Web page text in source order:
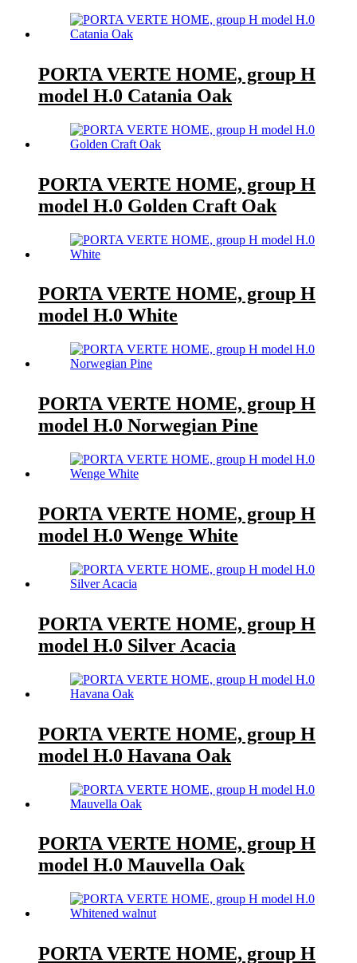
PORTA VERTE HOME, group H
model H.0 Catania Oak
PORTA VERTE HOME, group H
model H.0 Golden Craft Oak
PORTA VERTE HOME, group H
model H.0 White
PORTA VERTE HOME, group H
model H.0 Norwegian Pine
PORTA VERTE HOME, group H
model H.0 Wenge White
PORTA VERTE HOME, group H
model H.0 Silver Acacia
PORTA VERTE HOME, group H
model H.0 Havana Oak
PORTA VERTE HOME, group H
model H.0 Mauvella Oak
PORTA VERTE HOME, group H